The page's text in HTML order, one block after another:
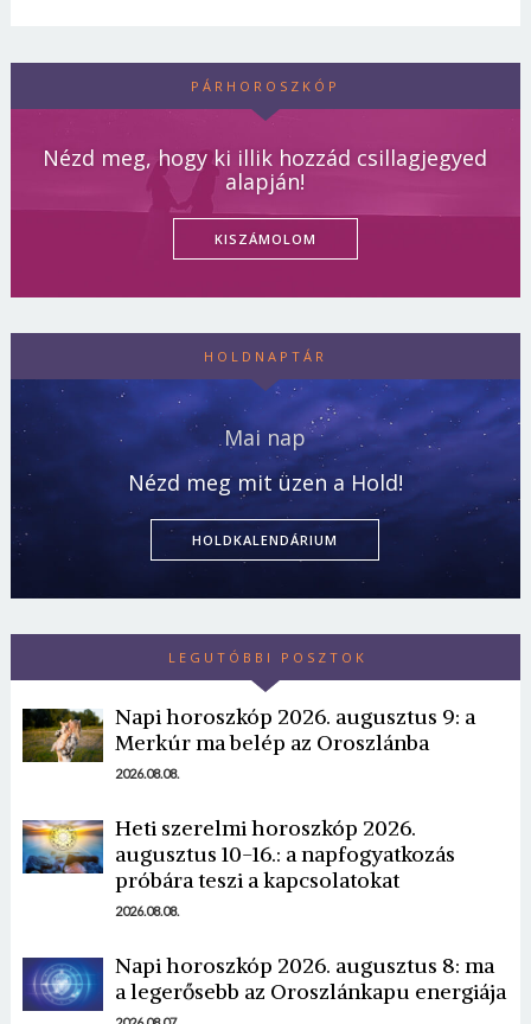
PÁRHOROSZKÓP
Nézd meg, hogy ki illik hozzád csillagjegyed
alapján!
KISZÁMOLOM
HOLDNAPTÁR
Mai nap
Nézd meg mit üzen a Hold!
HOLDKALENDÁRIUM
LEGUTÓBBI POSZTOK
Napi horoszkóp 2026. augusztus 9: a
Merkúr ma belép az Oroszlánba
2026.08.08.
Heti szerelmi horoszkóp 2026.
augusztus 10-16.: a napfogyatkozás
próbára teszi a kapcsolatokat
2026.08.08.
Napi horoszkóp 2026. augusztus 8: ma
a legerősebb az Oroszlánkapu energiája